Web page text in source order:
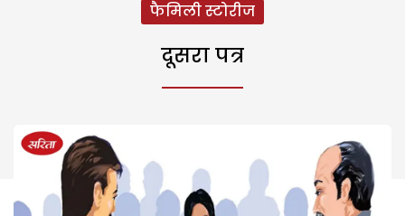
फैमिली स्टोरीज
दूसरा पत्र